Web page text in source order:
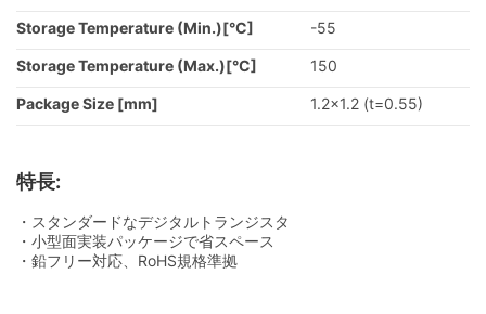
Storage Temperature (Min.)[°C] -55
Storage Temperature (Max.)[°C] 150
Package Size [mm] 1.2x1.2 (t=0.55)
特長:
・スタンダードなデジタルトランジスタ
・小型面実装パッケージで省スペース
・鉛フリー対応、RoHS規格準拠